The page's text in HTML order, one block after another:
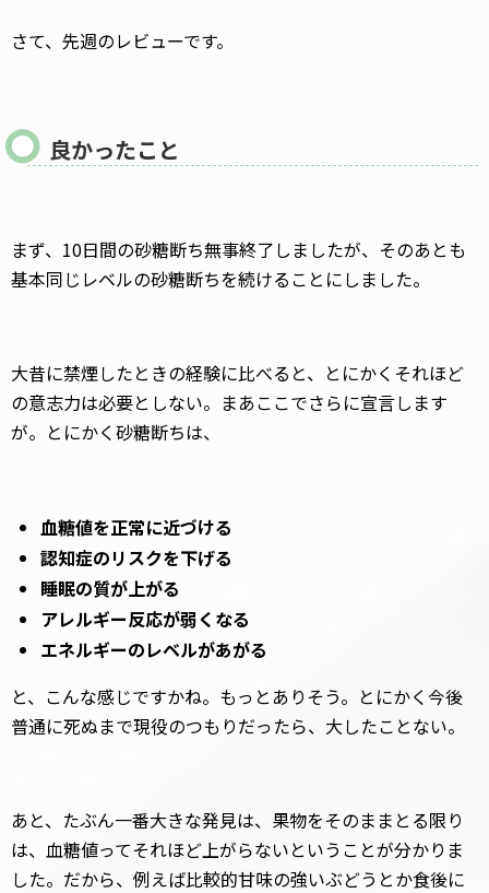
さて、先週のレビューです。
良かったこと
まず、10日間の砂糖断ち無事終了しましたが、そのあとも
基本同じレベルの砂糖断ちを続けることにしました。
大昔に禁煙したときの経験に比べると、とにかくそれほど
の意志力は必要としない。まあここでさらに宣言します
が。とにかく砂糖断ちは、
血糖値を正常に近づける
認知症のリスクを下げる
睡眠の質が上がる
アレルギー反応が弱くなる
エネルギーのレベルがあがる
と、こんな感じですかね。もっとありそう。とにかく今後
普通に死ぬまで現役のつもりだったら、大したことない。
あと、たぶん一番大きな発見は、果物をそのままとる限り
は、血糖値ってそれほど上がらないということが分かりま
した。だから、例えば比較的甘味の強いぶどうとか食後に